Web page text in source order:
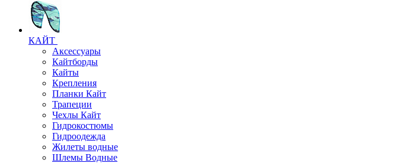
КАЙТ
Аксессуары
Кайтборды
Кайты
Крепления
Планки Кайт
Трапеции
Чехлы Кайт
Гидрокостюмы
Гидроодежда
Жилеты водные
Шлемы Водные